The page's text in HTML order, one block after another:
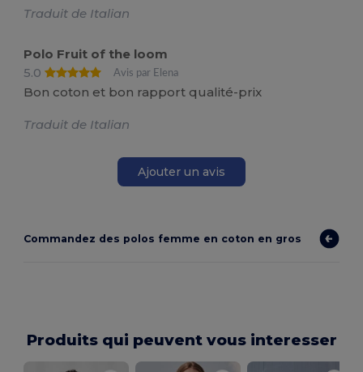
Traduit de Italian
Polo Fruit of the loom
5.0
Avis par Elena
Bon coton et bon rapport qualité-prix
Traduit de Italian
Ajouter un avis
Commandez des polos femme en coton en gros
Produits qui peuvent vous interesser